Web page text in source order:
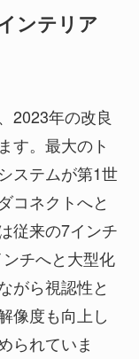
ンテリア
2023年の改良
す。最大のト
ステムが第1世
コネクトへと
従来の7インチ
チへと大型化
がら視認性と
像度も向上し
られていま